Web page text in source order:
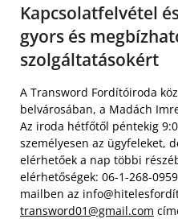
Kapcsolatfelvétel
gyors és
szolgáltatásokért
A Transword Fordítóiroda
belvárosában, a Madách
Az iroda hétfőtől péntekig
személyesen az ügyfeleket,
elérhetőek a nap többi
elérhetőségek: 06-1-268-
mailben az
transword01@gmail.com